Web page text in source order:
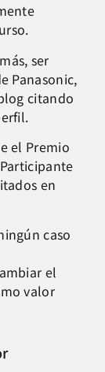
ser
Panasonic,
citando
el Premio
en
caso
el
valor